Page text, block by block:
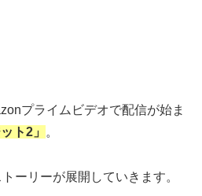
プライムビデオで配信が始ま
ト2」 。
ーリーが展開していきます。